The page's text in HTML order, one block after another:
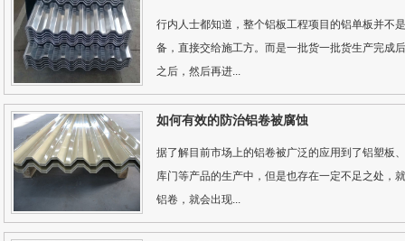
铝板
行内人士都知道，整个铝板工程项目的铝单板并不
备，直接交给施工方。而是一批货一批货生产完成
之后，然后再进...
如何有效的防治铝卷被腐蚀
据了解目前市场上的铝卷被广泛的应用到了铝塑板
库门等产品的生产中，但是也存在一定不足之处，
铝卷，就会出现...